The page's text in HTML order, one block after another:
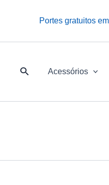
Portes gratuitos
PesquisarAcessórios